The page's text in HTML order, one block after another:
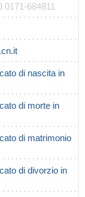
0171-684811
di nascita in
di morte in
di matrimonio
di divorzio in